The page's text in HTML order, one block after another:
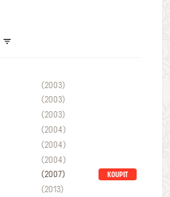
(2003)
(2003)
(2003)
(2004)
(2004)
(2004)
(2007) KOUPIT
(2013)